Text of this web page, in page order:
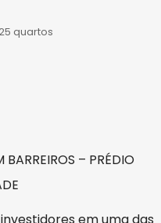
quartos
BARREIROS – PRÉDIO
em uma das